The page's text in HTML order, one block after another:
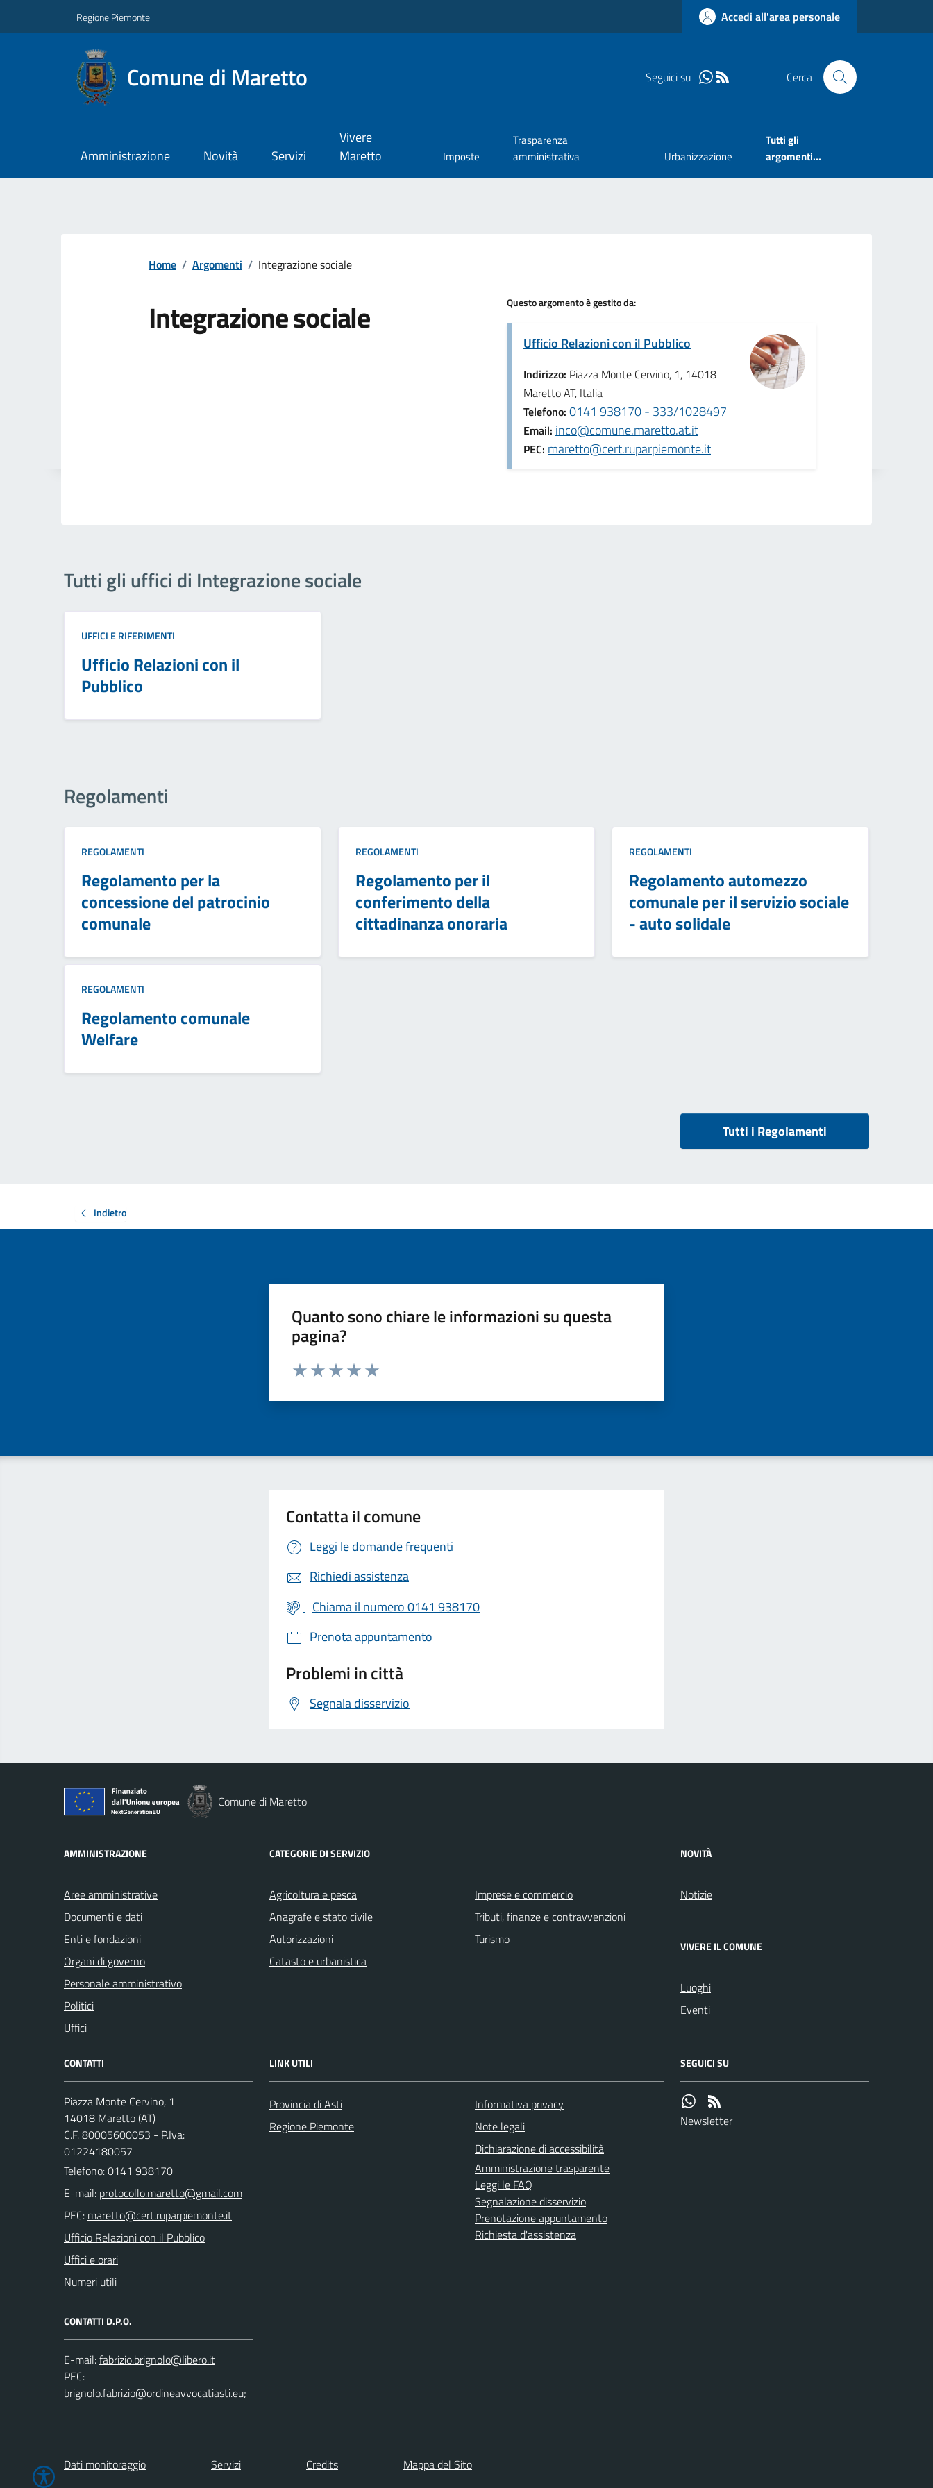
Regione Piemonte Accedi all'area personale
Comune di Maretto Seguici su Cerca
Amministrazione Novità Servizi
Vivere
Maretto
Imposte
Trasparenza
amministrativa
Urbanizzazione
Tutti gli
argomenti...
Home / Argomenti / Integrazione sociale
Integrazione sociale Questo argomento è gestito da:
Ufficio Relazioni con il Pubblico
Indirizzo: Piazza Monte Cervino, 1, 14018
Maretto AT, Italia
Telefono: 0141 938170 - 333/1028497
Email: inco@comune.maretto.at.it
PEC: maretto@cert.ruparpiemonte.it
Tutti gli uffici di Integrazione sociale
UFFICI E RIFERIMENTI
Ufficio Relazioni con il
Pubblico
Regolamenti
REGOLAMENTI
Regolamento per la
concessione del patrocinio
comunale
REGOLAMENTI
Regolamento per il
conferimento della
cittadinanza onoraria
REGOLAMENTI
Regolamento automezzo
comunale per il servizio sociale
- auto solidale
REGOLAMENTI
Regolamento comunale
Welfare
Tutti i Regolamenti
Indietro
Quanto sono chiare le informazioni su questa
pagina?
Valuta da 1 a 5 stelle la pagina
Contatta il comune
Leggi le domande frequenti
Richiedi assistenza
Chiama il numero 0141 938170
Prenota appuntamento
Problemi in città
Segnala disservizio
Comune di Maretto
AMMINISTRAZIONE
Aree amministrative
Documenti e dati
Enti e fondazioni
Organi di governo
Personale amministrativo
Politici
Uffici
CATEGORIE DI SERVIZIO
Agricoltura e pesca
Anagrafe e stato civile
Autorizzazioni
Catasto e urbanistica
Imprese e commercio
Tributi, finanze e contravvenzioni
Turismo
NOVITÀ
Notizie
VIVERE IL COMUNE
Luoghi
Eventi
CONTATTI
Piazza Monte Cervino, 1
14018 Maretto (AT)
C.F. 80005600053 - P.Iva:
01224180057
Telefono:0141 938170
E-mail:
PEC:
Ufficio Relazioni con il Pubblico
Uffici e orari
Numeri utili
CONTATTI D.P.O.
E-mail:
PEC:
;
LINK UTILI
Provincia di Asti
Regione Piemonte
Informativa privacy
Note legali
Dichiarazione di accessibilità
Amministrazione trasparente
Leggi le FAQ
Segnalazione disservizio
Prenotazione appuntamento
Richiesta d'assistenza
SEGUICI SU
Newsletter
Dati monitoraggio Servizi Credits Mappa del Sito